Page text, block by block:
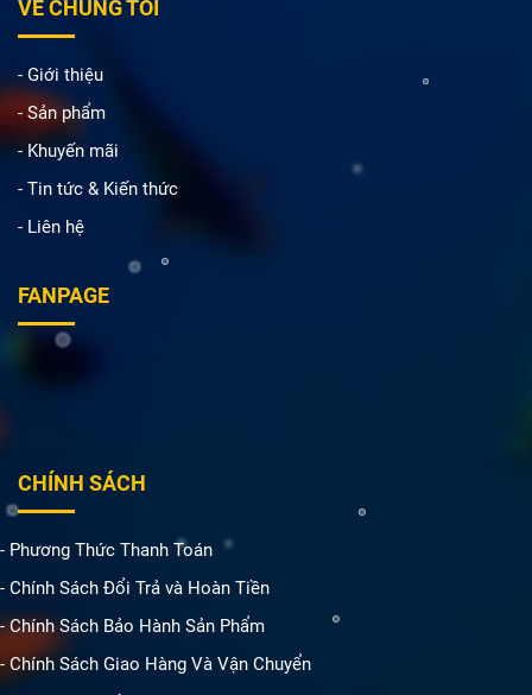
VỀ CHÚNG TÔI
- Giới thiệu
- Sản phẩm
- Khuyến mãi
- Tin tức & Kiến thức
- Liên hệ
FANPAGE
CHÍNH SÁCH
- Phương Thức Thanh Toán
- Chính Sách Đổi Trả và Hoàn Tiền
- Chính Sách Bảo Hành Sản Phẩm
- Chính Sách Giao Hàng Và Vận Chuyển